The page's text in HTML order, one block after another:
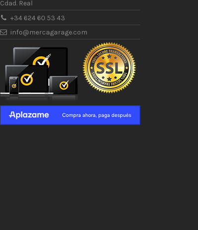
Cdad. Real
+34 624 60 53 43
info@mercagarage.com